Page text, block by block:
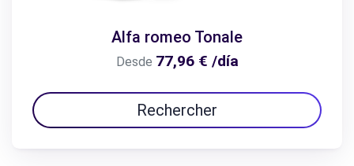
Alfa romeo Tonale
Desde 77,96 € /día
Rechercher